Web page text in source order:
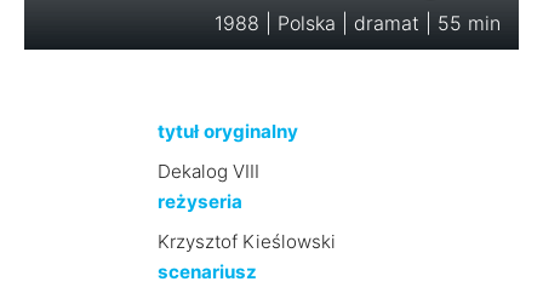
1988 | Polska | dramat | 55 min
tytuł oryginalny
Dekalog VIII
reżyseria
Krzysztof Kieślowski
scenariusz